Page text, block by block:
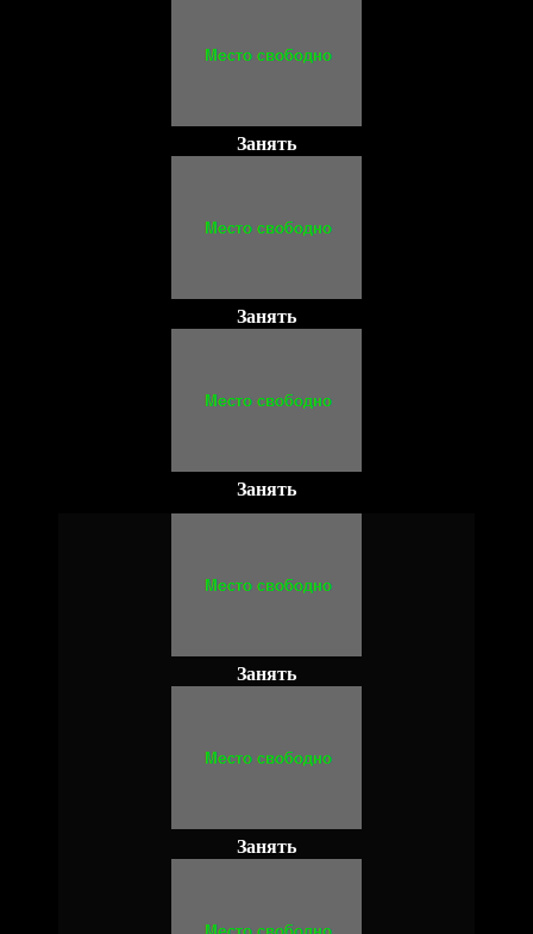
Занять
Занять
Занять
Занять
Занять